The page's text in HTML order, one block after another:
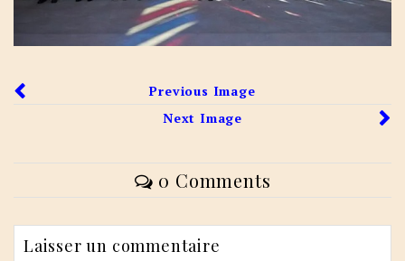
Previous Image
Next Image
0 Comments
Laisser un commentaire